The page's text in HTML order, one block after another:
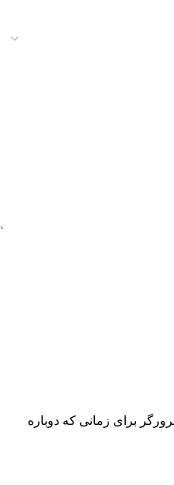
برای زمانی که دوباره